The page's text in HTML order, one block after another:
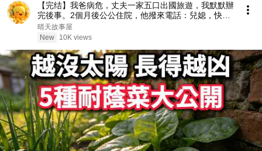
【完结】我爸病危，丈夫一家五口出國旅遊，我默默辦
完後事。2個月後公公住院，他撥來電話：兒媳，快來
交下費
晴天故事屋
New
10K views